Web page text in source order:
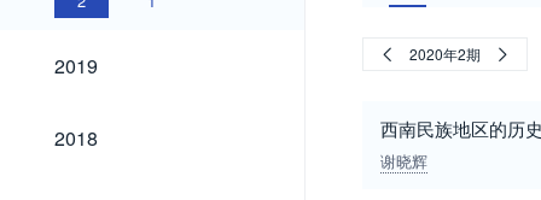
2019
2019
2018
2018
2020年2期
西南民族地区的历
谢晓辉